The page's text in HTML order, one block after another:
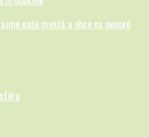
naše mestá a obce na ovocné